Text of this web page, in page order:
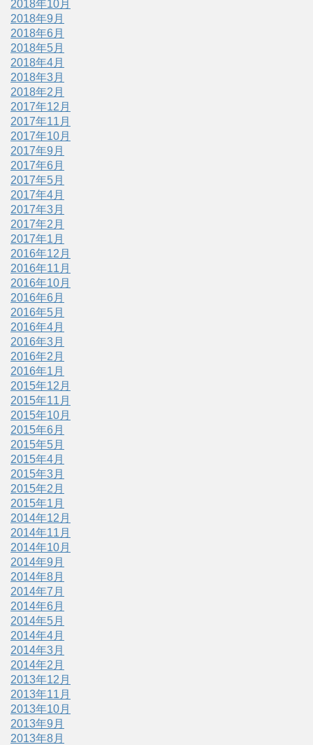
2018年10月
2018年9月
2018年6月
2018年5月
2018年4月
2018年3月
2018年2月
2017年12月
2017年11月
2017年10月
2017年9月
2017年6月
2017年5月
2017年4月
2017年3月
2017年2月
2017年1月
2016年12月
2016年11月
2016年10月
2016年6月
2016年5月
2016年4月
2016年3月
2016年2月
2016年1月
2015年12月
2015年11月
2015年10月
2015年6月
2015年5月
2015年4月
2015年3月
2015年2月
2015年1月
2014年12月
2014年11月
2014年10月
2014年9月
2014年8月
2014年7月
2014年6月
2014年5月
2014年4月
2014年3月
2014年2月
2013年12月
2013年11月
2013年10月
2013年9月
2013年8月